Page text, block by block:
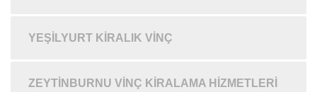
YEŞILYURT KIRALIK VINÇ
ZEYTINBURNU VINÇ KIRALAMA HIZMETLERI